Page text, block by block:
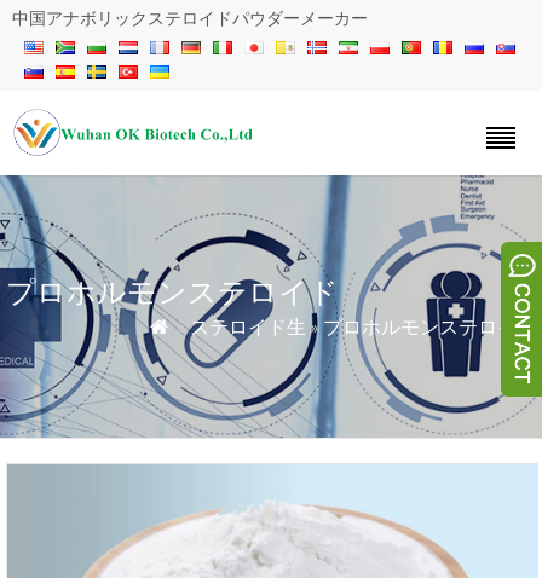
中国アナボリックステロイドパウダーメーカー
プロホルモンステロイド
 »ステロイド生 » プロホルモンステロイド